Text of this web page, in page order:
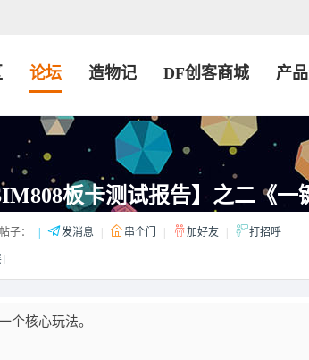
论坛 造物记 DF创客商城 产
板卡测试报告】之二《一
帖子： 发消息 串个门 加好友 打招呼
个核心玩法。